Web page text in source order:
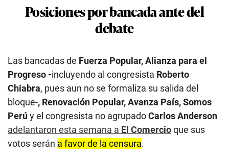
Posiciones por bancada ante del
debate
Las bancadas de Fuerza Popular, Alianza para el
Progreso -incluyendo al congresista Roberto
Chiabra, pues aun no se formaliza su salida del
bloque-, Renovación Popular, Avanza País, Somos
Perúy el congresista no agrupadoCarlos Anderson
adelantaron esta semana a El Comercioque sus
votos serán a favor de la censura.